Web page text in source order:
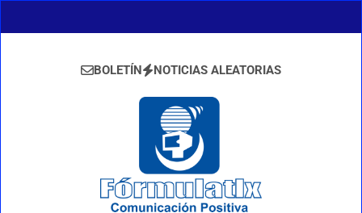
BOLETÍN NOTICIAS ALEATORIAS